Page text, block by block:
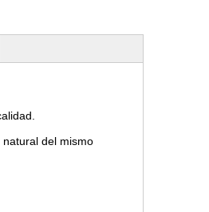
del mismo